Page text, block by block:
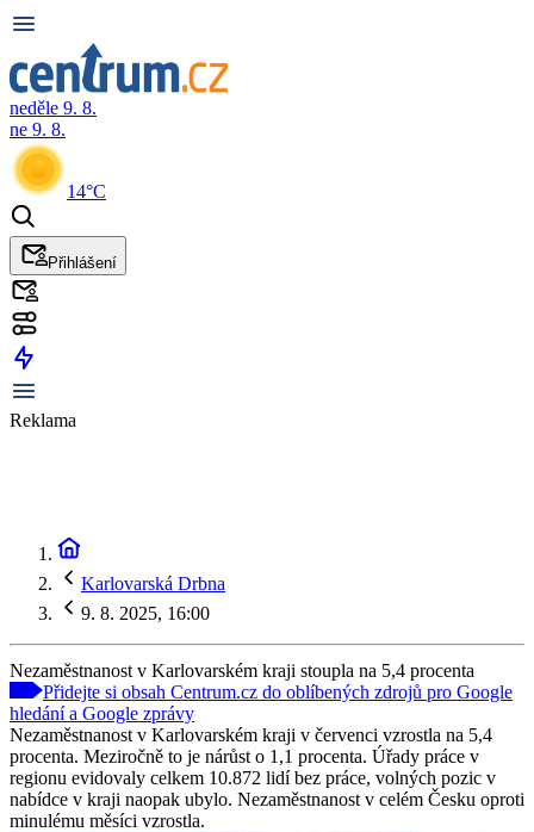
neděle 9. 8.
ne 9. 8.
14°C
Přihlášení
Reklama
Karlovarská Drbna
9. 8. 2025, 16:00
Nezaměstnanost v Karlovarském kraji stoupla na 5,4 procenta
Přidejte si obsah Centrum.cz do oblíbených zdrojů pro Google
hledání a Google zprávy
Nezaměstnanost v Karlovarském kraji v červenci vzrostla na 5,4
procenta. Meziročně to je nárůst o 1,1 procenta. Úřady práce v
regionu evidovaly celkem 10.872 lidí bez práce, volných pozic v
nabídce v kraji naopak ubylo. Nezaměstnanost v celém Česku oproti
minulému měsíci vzrostla.